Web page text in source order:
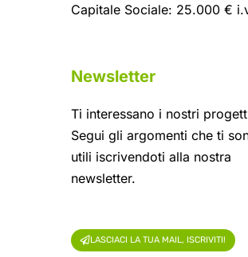
Capitale Sociale: 25.000 €
Newsletter
Ti interessano i nostri
Segui gli argomenti che ti
utili iscrivendoti alla nostra
newsletter.
LASCIACI LA TUA MAIL, ISCRIVITI!